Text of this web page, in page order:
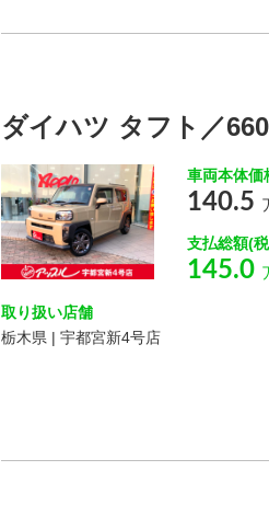
ダイハツ タフト／
車両本体価
140.5
支払総額(
145.0
取り扱い店舗
栃木県 | 宇都宮新4号店